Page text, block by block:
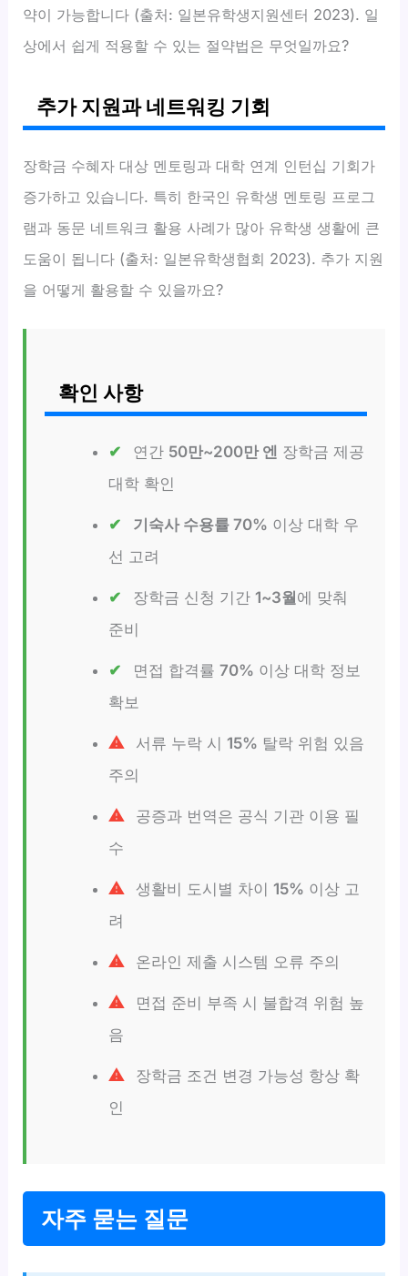
약이 가능합니다 (출처: 일본유학생지원센터 2023). 일
상에서 쉽게 적용할 수 있는 절약법은 무엇일까요?
추가 지원과 네트워킹 기회
장학금 수혜자 대상 멘토링과 대학 연계 인턴십 기회가
증가하고 있습니다. 특히 한국인 유학생 멘토링 프로그
램과 동문 네트워크 활용 사례가 많아 유학생 생활에 큰
도움이 됩니다 (출처: 일본유학생협회 2023). 추가 지원
을 어떻게 활용할 수 있을까요?
확인 사항
연간 50만~200만 엔 장학금 제공
대학 확인
기숙사 수용률 70% 이상 대학 우
선 고려
장학금 신청 기간 1~3월에 맞춰
준비
면접 합격률 70% 이상 대학 정보
확보
서류 누락 시 15% 탈락 위험 있음
주의
공증과 번역은 공식 기관 이용 필
수
생활비 도시별 차이 15% 이상 고
려
온라인 제출 시스템 오류 주의
면접 준비 부족 시 불합격 위험 높
음
장학금 조건 변경 가능성 항상 확
인
자주 묻는 질문